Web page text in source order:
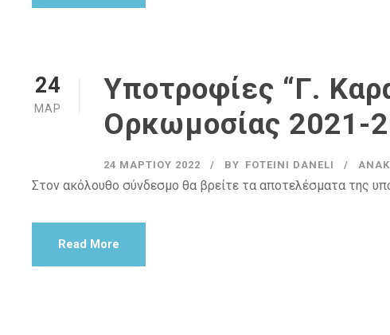
24
ΜΑΡ
Υποτροφίες “Γ.
Ορκωμοσίας 2021-
24 ΜΑΡΤΊΟΥ 2022 BY FOTEINI DANELI
Στον ακόλουθο σύνδεσμο θα βρείτε τα αποτελέσματα της
Read More